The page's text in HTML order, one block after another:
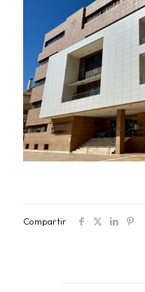
Compartir